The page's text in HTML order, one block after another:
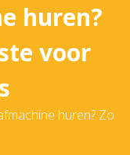
huren?
voor
huren? Zo